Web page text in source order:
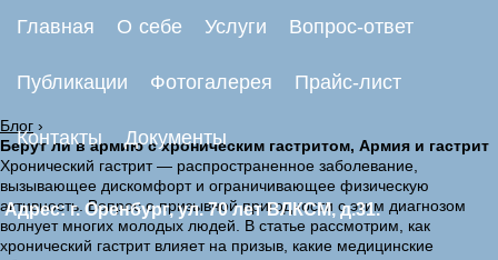
Главная О себе Услуги Вопрос-ответ
Публикации Фотогалерея Прайс-лист
Контакты Документы
Адрес: г. Оренбург, ул. 70 лет ВЛКСМ, д.31.
Блог ›
Берут ли в армию с хроническим гастритом, Армия и гастрит
Хронический гастрит — распространенное заболевание,
вызывающее дискомфорт и ограничивающее физическую
активность. Вопрос о призывной пригодности с этим диагнозом
волнует многих молодых людей. В статье рассмотрим, как
хронический гастрит влияет на призыв, какие медицинские